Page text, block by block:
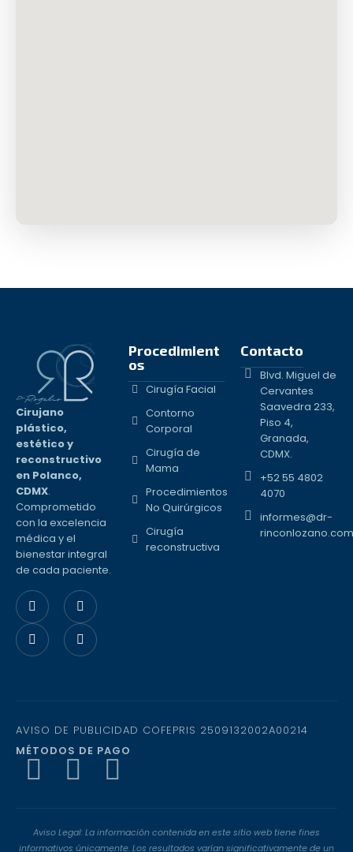
Cirujano
plástico,
estético y
reconstructivo
en Polanco,
CDMX.
Comprometido
con la excelencia
médica y el
bienestar integral
de cada paciente.
Procedimient
os
Cirugía Facial
Contorno
Corporal
Cirugía de
Mama
Procedimientos
No Quirúrgicos
Cirugía
reconstructiva
Contacto
Blvd. Miguel de
Cervantes
Saavedra 233,
Piso 4,
Granada,
CDMX.
+52 55 4802
4070
informes@dr-
AVISO DE PUBLICIDAD COFEPRIS 2509132002A00214
MÉTODOS DE PAGO
Aviso Legal: La información contenida en este sitio web tiene fines
informativos únicamente. Los resultados varían significativamente de un